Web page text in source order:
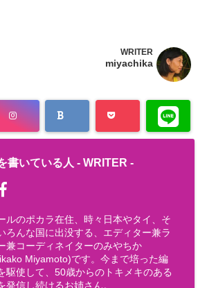
WRITER
miyachika
書いている人 - WRITER -
ルのポカラ在住、時々日本やタイ、そ
ろんな国に出没する、エディター兼ラ
兼コーディネイターのみやちか
Miyamoto)です。今まで培った編
駆使して、50歳からのトキメキのある
発信し続けるお姉さん。